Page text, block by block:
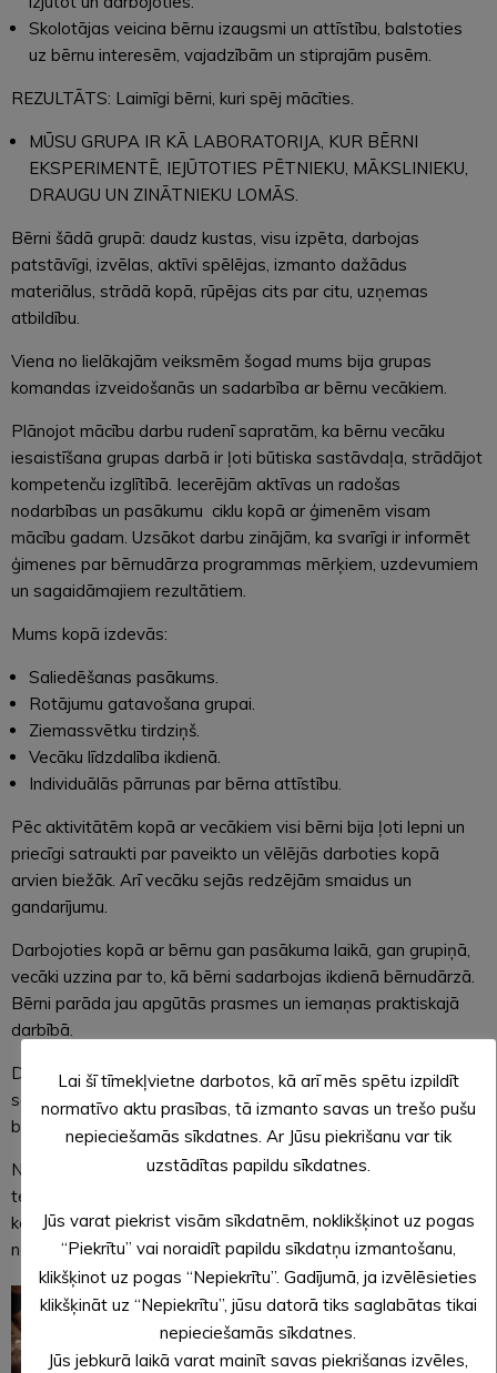
Skolotājas veicina bērnu izaugsmi un attīstību, balstoties
uz bērnu interesēm, vajadzībām un stiprajām pusēm.
REZULTĀTS: Laimīgi bērni, kuri spēj mācīties.
MŪSU GRUPA IR KĀ LABORATORIJA, KUR BĒRNI
EKSPERIMENTĒ, IEJŪTOTIES PĒTNIEKU, MĀKSLINIEKU,
DRAUGU UN ZINĀTNIEKU LOMĀS.
Bērni šādā grupā: daudz kustas, visu izpēta, darbojas
patstāvīgi, izvēlas, aktīvi spēlējas, izmanto dažādus
materiālus, strādā kopā, rūpējas cits par citu, uzņemas
atbildību.
Viena no lielākajām veiksmēm šogad mums bija grupas
komandas izveidošanās un sadarbība ar bērnu vecākiem.
Plānojot mācību darbu rudenī sapratām, ka bērnu vecāku
iesaistīšana grupas darbā ir ļoti būtiska sastāvdaļa, strādājot
kompetenču izglītībā. Iecerējām aktīvas un radošas
nodarbības un pasākumu ciklu kopā ar ģimenēm visam
mācību gadam. Uzsākot darbu zinājām, ka svarīgi ir informēt
ģimenes par bērnudārza programmas mērķiem, uzdevumiem
un sagaidāmajiem rezultātiem.
Mums kopā izdevās:
Saliedēšanas pasākums.
Rotājumu gatavošana grupai.
Ziemassvētku tirdziņš.
Vecāku līdzdalība ikdienā.
Individuālās pārrunas par bērna attīstību.
Pēc aktivitātēm kopā ar vecākiem visi bērni bija ļoti lepni un
priecīgi satraukti par paveikto un vēlējās darboties kopā
arvien biežāk. Arī vecāku sejās redzējām smaidus un
gandarījumu.
Darbojoties kopā ar bērnu gan pasākuma laikā, gan grupiņā,
vecāki uzzina par to, kā bērni sadarbojas ikdienā bērnudārzā.
Bērni parāda jau apgūtās prasmes un iemaņas praktiskajā
darbībā.
Dzīves ieviesto pārmaiņu pēc daudzas ieceres vēl gaida
savu kārtu. Paldies vecākiem par to, ka viņi darbojas ar
bērniem arī attālināti.
Novērtējot vecāku un citu ģimenes locekļu devumu, varam
teikt vislielāko paldies par sadarbību un ceram, ka šogad, tas,
ko izdarījām kopā, mūs saliedēja kā komandu. Cerot
nākamgad uz jaunām uzvarām!
Lai šī tīmekļvietne darbotos, kā arī mēs spētu izpildīt
normatīvo aktu prasības, tā izmanto savas un trešo pušu
nepieciešamās sīkdatnes. Ar Jūsu piekrišanu var tik
uzstādītas papildu sīkdatnes.
Jūs varat piekrist visām sīkdatnēm, noklikšķinot uz pogas
“Piekrītu” vai noraidīt papildu sīkdatņu izmantošanu,
klikšķinot uz pogas “Nepiekrītu”. Gadījumā, ja izvēlēsieties
klikšķināt uz “Nepiekrītu”, jūsu datorā tiks saglabātas tikai
nepieciešamās sīkdatnes.
Jūs jebkurā laikā varat mainīt savas piekrišanas izvēles,